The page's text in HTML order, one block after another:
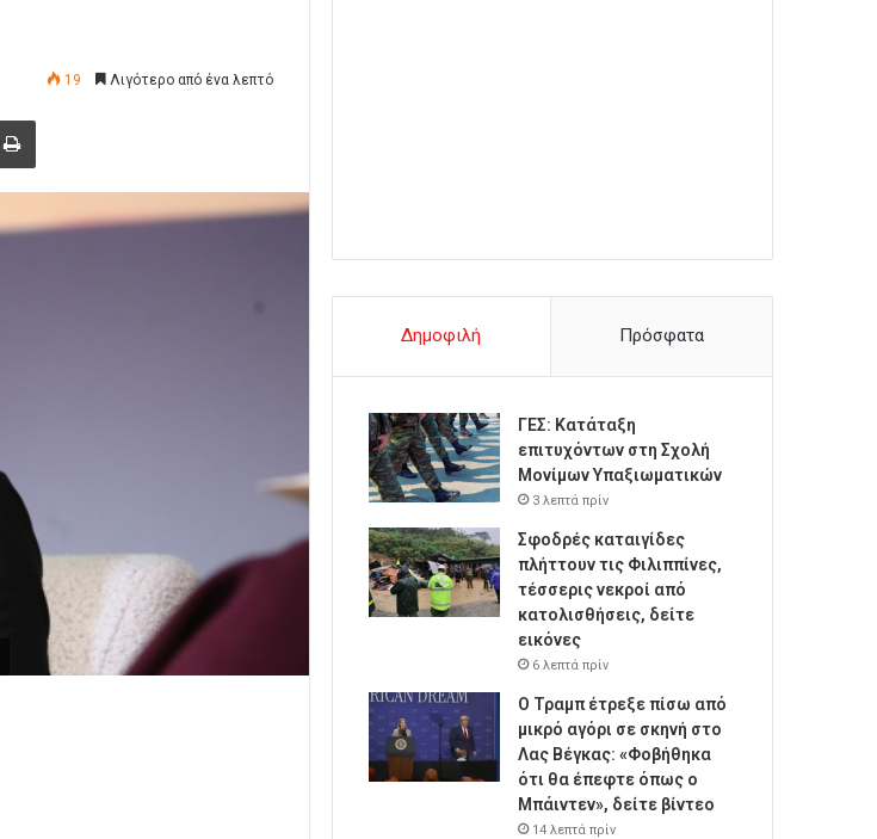
19 Λιγότερο από ένα λεπτό
Δημοφιλή Πρόσφατα
ΓΕΣ: Κατάταξη
επιτυχόντων στη Σχολή
Μονίμων Υπαξιωματικών
3 λεπτά πρίν
Σφοδρές καταιγίδες
πλήττουν τις Φιλιππίνες,
τέσσερις νεκροί από
κατολισθήσεις, δείτε
εικόνες
6 λεπτά πρίν
Ο Τραμπ έτρεξε πίσω από
μικρό αγόρι σε σκηνή στο
Λας Βέγκας: «Φοβήθηκα
ότι θα έπεφτε όπως ο
Μπάιντεν», δείτε βίντεο
14 λεπτά πρίν